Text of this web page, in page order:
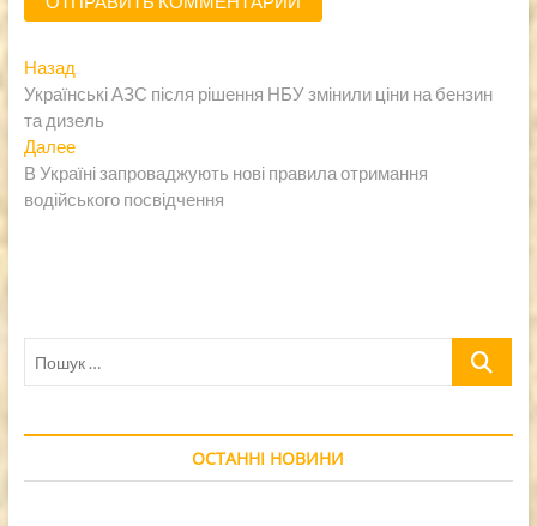
Навигация
по
записям
НазадПредыдущая
запись:
Українські АЗС після рішення НБУ змінили ціни на бензин
та дизель
ДалееСледующая
запись:
В Україні запроваджують нові правила отримання
водійського посвідчення
Пошук
ОСТАННІ НОВИНИ